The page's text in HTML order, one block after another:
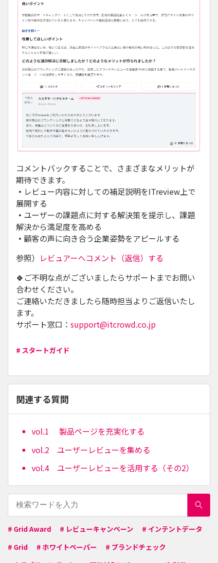
コメントバックすることで、さまざまなメリットが
期待できます。
・ レビュー内容に対しての補足説明をITreview上で
展開する
・ ユーザーの課題点に対する解決策を提示し、課題
解決から満足度を高める
・ 顧客の声に向き合う企業姿勢をアピールする
参照） レビュアーへコメント（返信）する
🍀ご不明な点がございましたらサポートまでお問い
合わせください。
ご連絡いただきましたら随時担当よりご返信いたし
ます。
サポート窓口： support@itcrowd.co.jp
# スタートガイド
関連する質問
vol.1 製品ページを充実化する
vol.2 ユーザーレビューを集める
vol.4 ユーザーレビューを活用する（その2）
# Grid Award # レビューキャンペーン
# インテントデータ
# Grid
# ホワイトペーパー
# ブランドチェック